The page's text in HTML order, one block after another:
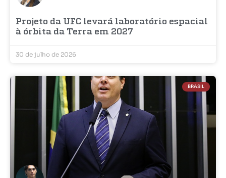
Projeto da UFC levará laboratório espacial
à órbita da Terra em 2027
30 de julho de 2026
BRASIL